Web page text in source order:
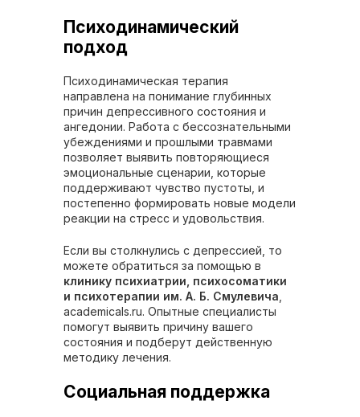
Психодинамический
подход
Психодинамическая терапия
направлена на понимание глубинных
причин депрессивного состояния и
ангедонии. Работа с бессознательными
убеждениями и прошлыми травмами
позволяет выявить повторяющиеся
эмоциональные сценарии, которые
поддерживают чувство пустоты, и
постепенно формировать новые модели
реакции на стресс и удовольствия.
Если вы столкнулись с депрессией, то
можете обратиться за помощью в
клинику психиатрии, психосоматики
и психотерапии им. А. Б. Смулевича
academicals.ru. Опытные специалисты
помогут выявить причину вашего
состояния и подберут действенную
методику лечения.
Социальная поддержка